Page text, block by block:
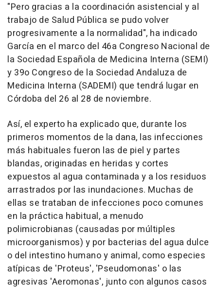
"Pero gracias a la coordinación asistencial y al
trabajo de Salud Pública se pudo volver
progresivamente a la normalidad", ha indicado
García en el marco del 46a Congreso Nacional de
la Sociedad Española de Medicina Interna (SEMI)
y 39o Congreso de la Sociedad Andaluza de
Medicina Interna (SADEMI) que tendrá lugar en
Córdoba del 26 al 28 de noviembre.
Así, el experto ha explicado que, durante los
primeros momentos de la dana, las infecciones
más habituales fueron las de piel y partes
blandas, originadas en heridas y cortes
expuestos al agua contaminada y a los residuos
arrastrados por las inundaciones. Muchas de
ellas se trataban de infecciones poco comunes
en la práctica habitual, a menudo
polimicrobianas (causadas por múltiples
microorganismos) y por bacterias del agua dulce
o del intestino humano y animal, como especies
atípicas de 'Proteus', 'Pseudomonas' o las
agresivas 'Aeromonas', junto con algunos casos